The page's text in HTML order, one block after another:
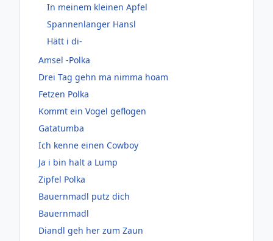
In meinem kleinen Apfel
Spannenlanger Hansl
Hätt i di-
Amsel -Polka
Drei Tag gehn ma nimma hoam
Fetzen Polka
Kommt ein Vogel geflogen
Gatatumba
Ich kenne einen Cowboy
Ja i bin halt a Lump
Zipfel Polka
Bauernmadl putz dich
Bauernmadl
Diandl geh her zum Zaun